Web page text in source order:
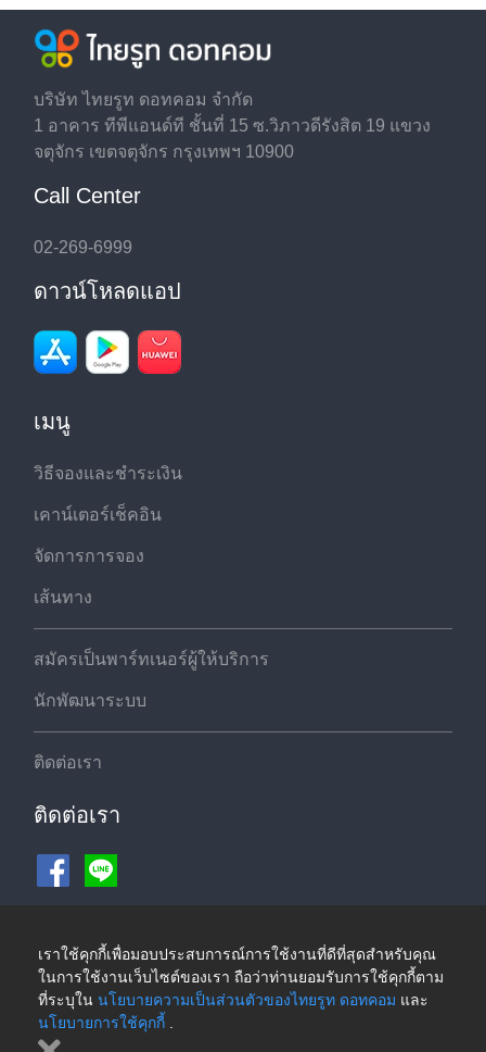
เราใช้คุกกี้เพื่อมอบประสบการณ์การใช้งานที่ดีที่สุดสำหรับคุณ
ในการใช้งานเว็บไซต์ของเรา ถือว่าท่านยอมรับการใช้คุกกี้ตาม
ที่ระบุใน นโยบายความเป็นส่วนตัวของไทยรูท ดอทคอม และ
นโยบายการใช้คุกกี้
บริษัท ไทยรูท ดอทคอม จำกัด
1 อาคาร ทีพีแอนด์ที ชั้นที่ 15 ซ.วิภาวดีรังสิต 19 แขวง
จตุจักร เขตจตุจักร กรุงเทพฯ 10900
Call Center
02-269-6999
ดาวน์โหลดแอป
เมนู
วิธีจองและชำระเงิน
เคาน์เตอร์เช็คอิน
จัดการการจอง
เส้นทาง
สมัครเป็นพาร์ทเนอร์ผู้ให้บริการ
นักพัฒนาระบบ
ติดต่อเรา
ติดต่อเรา